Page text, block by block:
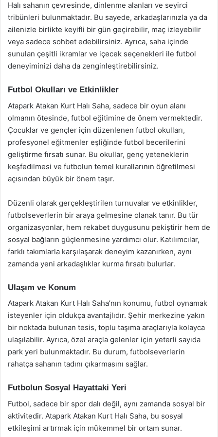
Halı sahanın çevresinde, dinlenme alanları ve seyirci
tribünleri bulunmaktadır. Bu sayede, arkadaşlarınızla ya da
ailenizle birlikte keyifli bir gün geçirebilir, maç izleyebilir
veya sadece sohbet edebilirsiniz. Ayrıca, saha içinde
sunulan çeşitli ikramlar ve içecek seçenekleri ile futbol
deneyiminizi daha da zenginleştirebilirsiniz.
Futbol Okulları ve Etkinlikler
Atapark Atakan Kurt Halı Saha, sadece bir oyun alanı
olmanın ötesinde, futbol eğitimine de önem vermektedir.
Çocuklar ve gençler için düzenlenen futbol okulları,
profesyonel eğitmenler eşliğinde futbol becerilerini
geliştirme fırsatı sunar. Bu okullar, genç yeteneklerin
keşfedilmesi ve futbolun temel kurallarının öğretilmesi
açısından büyük bir önem taşır.
Düzenli olarak gerçekleştirilen turnuvalar ve etkinlikler,
futbolseverlerin bir araya gelmesine olanak tanır. Bu tür
organizasyonlar, hem rekabet duygusunu pekiştirir hem de
sosyal bağların güçlenmesine yardımcı olur. Katılımcılar,
farklı takımlarla karşılaşarak deneyim kazanırken, aynı
zamanda yeni arkadaşlıklar kurma fırsatı bulurlar.
Ulaşım ve Konum
Atapark Atakan Kurt Halı Saha’nın konumu, futbol oynamak
isteyenler için oldukça avantajlıdır. Şehir merkezine yakın
bir noktada bulunan tesis, toplu taşıma araçlarıyla kolayca
ulaşılabilir. Ayrıca, özel araçla gelenler için yeterli sayıda
park yeri bulunmaktadır. Bu durum, futbolseverlerin
rahatça sahanın tadını çıkarmasını sağlar.
Futbolun Sosyal Hayattaki Yeri
Futbol, sadece bir spor dalı değil, aynı zamanda sosyal bir
aktivitedir. Atapark Atakan Kurt Halı Saha, bu sosyal
etkileşimi artırmak için mükemmel bir ortam sunar.